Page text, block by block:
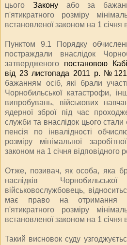
цього Законуабо за
п'ятикратного розміру
встановленої законом на 1 січня
Пунктом 9.1 Порядку
постраждали внаслідок
затвердженого постановою
від 23 листопада 2011 р.
бажанням осіб, які брали участь
Чорнобильської катастрофи,
випробувань, військових
ядерної зброї під час
служби та внаслідок цього стали
пенсія по інвалідності
розміру мінімальної
законом на 1 січня відповідного
Отже, позивач, як особа, яка
наслідків
військовослужбовець,
має право на отримання
п'ятикратного розміру
встановленої законом на 1 січня
Такий висновок суду